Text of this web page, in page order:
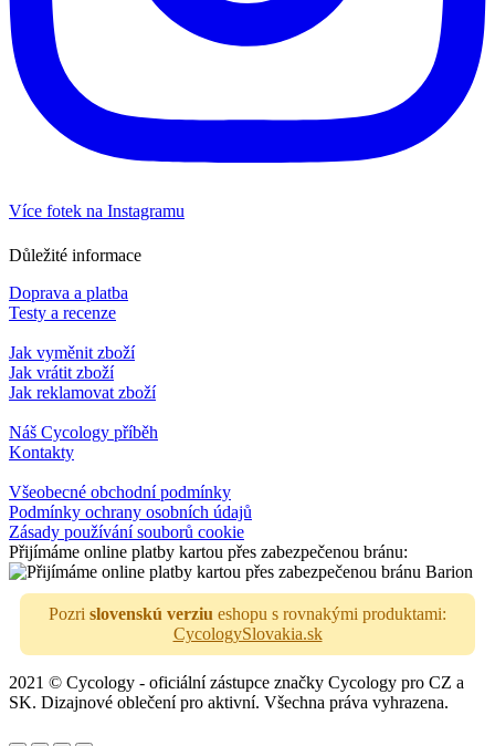
Více fotek na Instagramu
Důležité informace
Doprava a platba
Testy a recenze
Jak vyměnit zboží
Jak vrátit zboží
Jak reklamovat zboží
Náš Cycology příběh
Kontakty
Všeobecné obchodní podmínky
Podmínky ochrany osobních údajů
Zásady používání souborů cookie
Přijímáme online platby kartou přes zabezpečenou bránu:
Pozri slovenskú verziu eshopu s rovnakými produktami:
CycologySlovakia.sk
2021 © Cycology - oficiální zástupce značky Cycology pro CZ a
SK. Dizajnové oblečení pro aktivní. Všechna práva vyhrazena.